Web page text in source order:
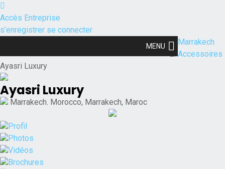
Accès Entreprise
s’enregistrer se connecter
MENU
Marrakech
Accessoires
Ayasri Luxury
Ayasri Luxury
Marrakech. Morocco, Marrakech, Maroc
Profil
Photos
Vidéos
Brochures